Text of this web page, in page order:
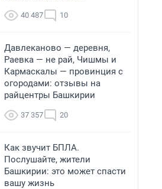
40 487 10
Давлеканово — деревня,
Раевка — не рай, Чишмы и
Кармаскалы — провинция с
огородами: отзывы на
райцентры Башкирии
37 357 20
Как звучит БПЛА.
Послушайте, жители
Башкирии: это может спасти
вашу жизнь